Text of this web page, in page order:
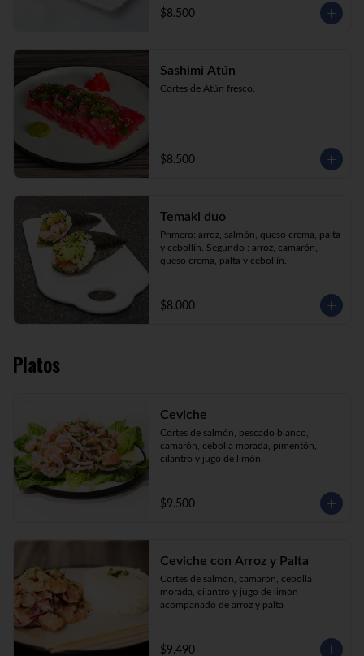
$8.500
Sashimi Atún
Cortes de Atún fresco.
$8.500
Temaki duo
Primero: arroz, salmón, queso crema, palta
y cebollín. Segundo : arroz, camarón,
queso crema, palta y cebollín.
$8.000
Platos
Ceviche
Cortes de salmón, pescado blanco,
camarón, cebolla morada, pimentón,
cilantro y jugo de limón.
$9.500
Ceviche con Arroz y Palta
Cortes de salmón, camarón, cebolla
morada, cilantro y jugo de limón
acompañado de arroz y palta
$9.490